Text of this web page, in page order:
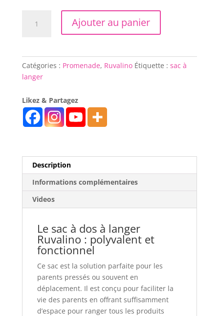
à
langer
Noir
Avec
change
amovible
Ajouter au panier
Catégories : Promenade, Ruvalino Étiquette : sac à
langer
Likez & Partagez
Description
Informations complémentaires
Videos
Le sac à dos à langer
Ruvalino : polyvalent et
fonctionnel
Ce sac est la solution parfaite pour les
parents pressés ou souvent en
déplacement. Il est conçu pour faciliter la
vie des parents en offrant suffisamment
d’espace pour ranger tous les produits